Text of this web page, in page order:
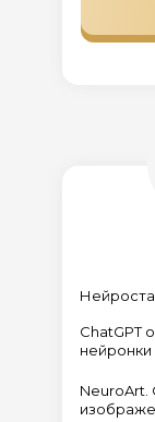
ChatGPT
нейронки
NeuroArt.